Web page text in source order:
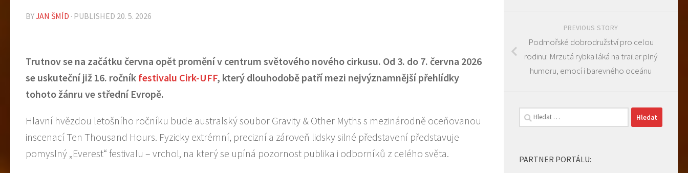
BYJAN ŠMÍD · PUBLISHED 20. 5. 2026
Trutnov se na začátku června opět promění v centrum světového nového cirkusu. Od 3. do 7. června 2026
se uskuteční již 16. ročník festivalu Cirk-UFF, který dlouhodobě patří mezi nejvýznamnější přehlídky
tohoto žánru ve střední Evropě.
Hlavní hvězdou letošního ročníku bude australský soubor Gravity & Other Myths s mezinárodně oceňovanou
inscenací Ten Thousand Hours. Fyzicky extrémní, precizní a zároveň lidsky silné představení představuje
pomyslný „Everest“ festivalu – vrchol, na který se upíná pozornost publika i odborníků z celého světa.
PREVIOUS STORY
Podmořské dobrodružství pro celou
rodinu: Mrzutá rybka láká na trailer plný
humoru, emocí i barevného oceánu
Vyhledávání
PARTNER PORTÁLU: